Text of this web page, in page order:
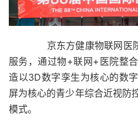
京东方健康物联网医院
服务，通过物+联网+医院整
造以3D数字孪生为核心的数
屏为核心的青少年综合近视防
模式。